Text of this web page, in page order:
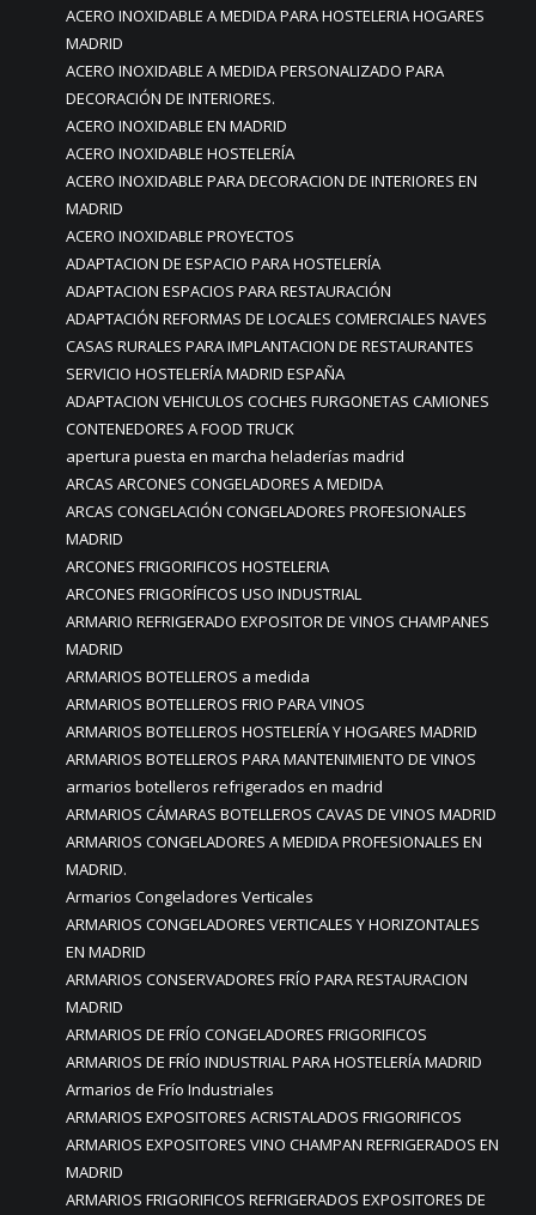
ACERO INOXIDABLE A MEDIDA PARA HOSTELERIA HOGARES
MADRID
ACERO INOXIDABLE A MEDIDA PERSONALIZADO PARA
DECORACIÓN DE INTERIORES.
ACERO INOXIDABLE EN MADRID
ACERO INOXIDABLE HOSTELERÍA
ACERO INOXIDABLE PARA DECORACION DE INTERIORES EN
MADRID
ACERO INOXIDABLE PROYECTOS
ADAPTACION DE ESPACIO PARA HOSTELERÍA
ADAPTACION ESPACIOS PARA RESTAURACIÓN
ADAPTACIÓN REFORMAS DE LOCALES COMERCIALES NAVES
CASAS RURALES PARA IMPLANTACION DE RESTAURANTES
SERVICIO HOSTELERÍA MADRID ESPAÑA
ADAPTACION VEHICULOS COCHES FURGONETAS CAMIONES
CONTENEDORES A FOOD TRUCK
apertura puesta en marcha heladerías madrid
ARCAS ARCONES CONGELADORES A MEDIDA
ARCAS CONGELACIÓN CONGELADORES PROFESIONALES
MADRID
ARCONES FRIGORIFICOS HOSTELERIA
ARCONES FRIGORÍFICOS USO INDUSTRIAL
ARMARIO REFRIGERADO EXPOSITOR DE VINOS CHAMPANES
MADRID
ARMARIOS BOTELLEROS a medida
ARMARIOS BOTELLEROS FRIO PARA VINOS
ARMARIOS BOTELLEROS HOSTELERÍA Y HOGARES MADRID
ARMARIOS BOTELLEROS PARA MANTENIMIENTO DE VINOS
armarios botelleros refrigerados en madrid
ARMARIOS CÁMARAS BOTELLEROS CAVAS DE VINOS MADRID
ARMARIOS CONGELADORES A MEDIDA PROFESIONALES EN
MADRID.
Armarios Congeladores Verticales
ARMARIOS CONGELADORES VERTICALES Y HORIZONTALES
EN MADRID
ARMARIOS CONSERVADORES FRÍO PARA RESTAURACION
MADRID
ARMARIOS DE FRÍO CONGELADORES FRIGORIFICOS
ARMARIOS DE FRÍO INDUSTRIAL PARA HOSTELERÍA MADRID
Armarios de Frío Industriales
ARMARIOS EXPOSITORES ACRISTALADOS FRIGORIFICOS
ARMARIOS EXPOSITORES VINO CHAMPAN REFRIGERADOS EN
MADRID
ARMARIOS FRIGORIFICOS REFRIGERADOS EXPOSITORES DE